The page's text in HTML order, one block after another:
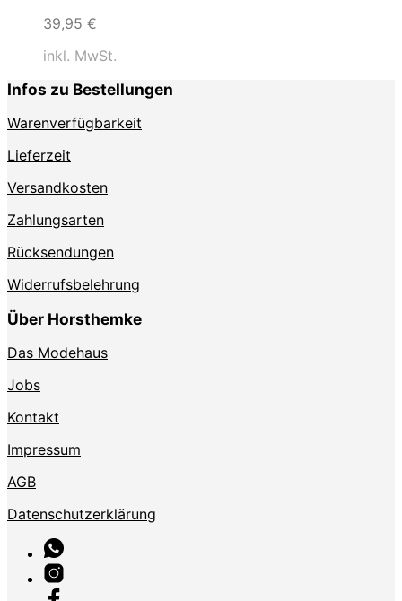
39,95 €
inkl. MwSt.
Infos zu Bestellungen
Warenverfügbarkeit
Lieferzeit
Versandkosten
Zahlungsarten
Rücksendungen
Widerrufsbelehrung
Über Horsthemke
Das Modehaus
Jobs
Kontakt
Impressum
AGB
Datenschutzerklärung